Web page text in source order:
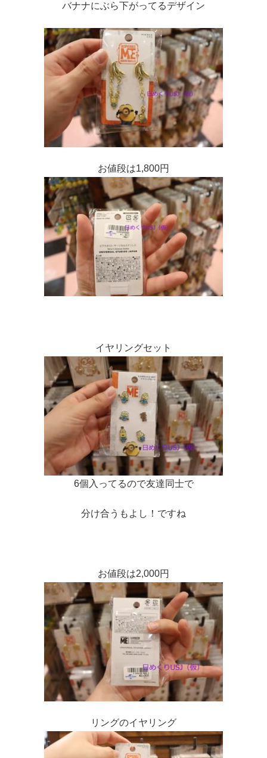
バナナにぶら下がってるデザイン
お値段は1,800円
イヤリングセット
6個入ってるので友達同士で
分け合うもよし！ですね
お値段は2,000円
リングのイヤリング